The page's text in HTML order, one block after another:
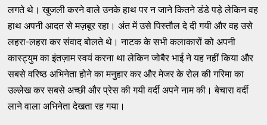
लगते थे। खुजली करने वाले उनके हाथ पर न जाने कितने डंडे पड़े लेकिन वह
हाथ अपनी आदत से मज़बूर रहा। अंत में उसे पिस्तौल दे दी गयी और वह उसे
लहरा-लहरा कर संवाद बोलते थे। नाटक के सभी कलाकारों को अपनी
कास्ट्युम का इंतज़ाम स्वयं करना था लेकिन जोबैर भाई ने यह नहीं किया और
सबसे वरिष्ठ अभिनेता होने का मनुहार कर और मेजर के रोल की गरिमा का
उल्लेख कर सबसे अच्छी और प्रेस की गयी वर्दी अपने नाम की। बेचारा वर्दी
लाने वाला अभिनेता देखता रह गया।